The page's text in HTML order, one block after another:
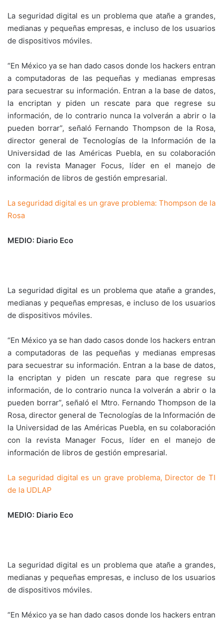
La seguridad digital es un problema que atañe a grandes,
medianas y pequeñas empresas, e incluso de los usuarios
de dispositivos móviles.
“En México ya se han dado casos donde los hackers entran
a computadoras de las pequeñas y medianas empresas
para secuestrar su información. Entran a la base de datos,
la encriptan y piden un rescate para que regrese su
información, de lo contrario nunca la volverán a abrir o la
pueden borrar”, señaló Fernando Thompson de la Rosa,
director general de Tecnologías de la Información de la
Universidad de las Américas Puebla, en su colaboración
con la revista Manager Focus, líder en el manejo de
información de libros de gestión empresarial.
La seguridad digital es un grave problema: Thompson de la
Rosa
MEDIO: Diario Eco
La seguridad digital es un problema que atañe a grandes,
medianas y pequeñas empresas, e incluso de los usuarios
de dispositivos móviles.
“En México ya se han dado casos donde los hackers entran
a computadoras de las pequeñas y medianas empresas
para secuestrar su información. Entran a la base de datos,
la encriptan y piden un rescate para que regrese su
información, de lo contrario nunca la volverán a abrir o la
pueden borrar”, señaló el Mtro. Fernando Thompson de la
Rosa, director general de Tecnologías de la Información de
la Universidad de las Américas Puebla, en su colaboración
con la revista Manager Focus, líder en el manejo de
información de libros de gestión empresarial.
La seguridad digital es un grave problema, Director de TI
de la UDLAP
MEDIO: Diario Eco
La seguridad digital es un problema que atañe a grandes,
medianas y pequeñas empresas, e incluso de los usuarios
de dispositivos móviles.
“En México ya se han dado casos donde los hackers entran